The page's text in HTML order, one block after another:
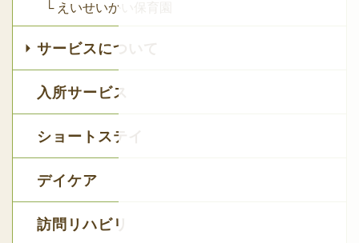
└ えいせいかい保育園
サービスについて
入所サービス
ショートステイ
デイケア
訪問リハビリ